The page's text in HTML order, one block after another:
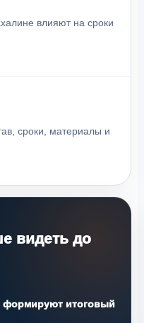
влияют на сроки
сроки, материалы и
видеть до
формируют итоговый